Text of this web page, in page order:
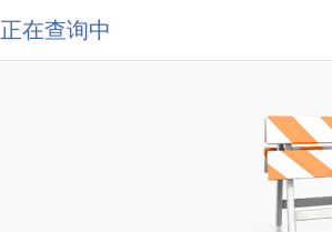
正在查询中